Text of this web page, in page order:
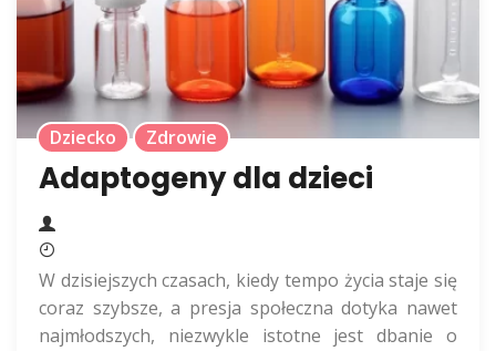
Dziecko Zdrowie
Adaptogeny dla dzieci
W dzisiejszych czasach, kiedy tempo życia staje się
coraz szybsze, a presja społeczna dotyka nawet
najmłodszych, niezwykle istotne jest dbanie o